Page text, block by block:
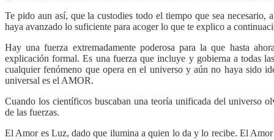
Te pido aun así, que la custodies todo el tiempo que sea necesario,
haya avanzado lo suficiente para acoger lo que te explico a
Hay una fuerza extremadamente poderosa para la que hasta
explicación formal. Es una fuerza que incluye y gobierna a todas
cualquier fenómeno que opera en el universo y aún no haya sido
universal es el AMOR.
Cuando los científicos buscaban una teoría unificada del universo
de las fuerzas.
El Amor es Luz, dado que ilumina a quien lo da y lo recibe. El Amor